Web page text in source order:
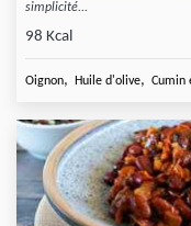
simplicité...
98 Kcal
Oignon, Huile d'olive, Cumin